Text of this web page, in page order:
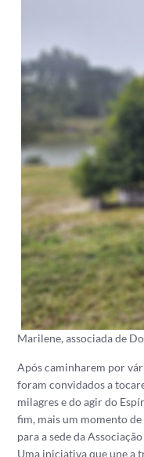
Marilene, associada de
Após caminharem por
foram convidados a
milagres e do agir do
fim, mais um momento
para a sede da
Uma iniciativa que une a